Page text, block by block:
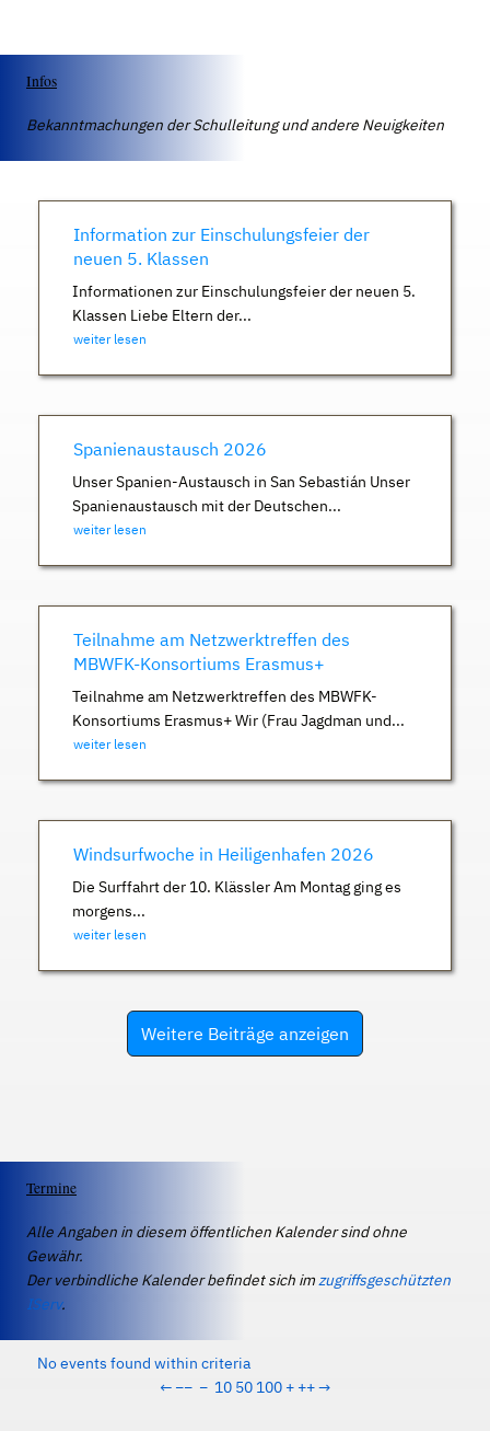
Infos
Bekanntmachungen der Schulleitung und andere Neuigkeiten
Information zur Einschulungsfeier der
neuen 5. Klassen
Informationen zur Einschulungsfeier der neuen 5.
Klassen Liebe Eltern der...
weiter lesen
Spanienaustausch 2026
Unser Spanien-Austausch in San Sebastián Unser
Spanienaustausch mit der Deutschen...
weiter lesen
Teilnahme am Netzwerktreffen des
MBWFK-Konsortiums Erasmus+
Teilnahme am Netzwerktreffen des MBWFK-
Konsortiums Erasmus+ Wir (Frau Jagdman und...
weiter lesen
Windsurfwoche in Heiligenhafen 2026
Die Surffahrt der 10. Klässler Am Montag ging es
morgens...
weiter lesen
Weitere Beiträge anzeigen
Termine
Alle Angaben in diesem öffentlichen Kalender sind ohne
Gewähr.
Der verbindliche Kalender befindet sich imzugriffsgeschützten
IServ.
No events found within criteria
← −− − 10 50 100 + ++→